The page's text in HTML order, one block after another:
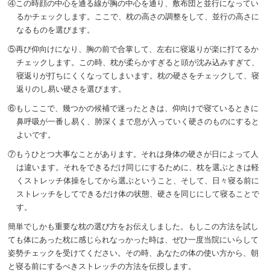
④この時顔の中心を通る線が胸の中心を通り、敷布団と並行になってい
るかチェックします。ここで、枕の高さの調整をして、並行の高さに
なるものを選びます。
⑤再び仰向けになり、胸の前で合掌して、左右に寝返りが楽に打てるか
チェックします。この時、枕が柔らかすぎると頭が沈み込みすぎて、
寝返りが打ちにくくなってしまいます。枕の硬さをチェックして、寝
返りのし易い硬さを選びます。
⑥もしここで、幾つかの候補で迷ったときは、仰向けで寝ているときに
鼻呼吸が一番し易く、肺深くまで息が入っていく硬さのものにすると
よいです。
⑦もうひとつ大事なことがあります。それは身体の硬さが日によって人
は違います。それをできるだけ同じにするために、枕を選ぶときは軽
くストレッチ体操をしてから選ぶということ、そして、日々寝る前に
ストレッチをしてできるだけ体の状態、硬さを同じにして寝ることで
す。
簡単でしかも重要な枕の選び方をお伝えしました。もしこの方法を試し
ても体にあった枕に感じられなっかった時は、ぜひ一度当院にいらして
姿勢チェックを受けてください。その時、あなたの体の使い方から、朝
と寝る前にするべきストレッチの方法を伝授します。